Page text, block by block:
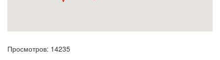
Просмотров: 14235